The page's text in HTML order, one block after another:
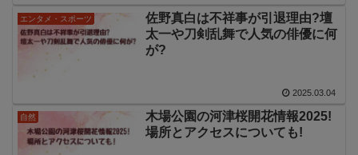
エンタメ・スポーツ
佐野真白は不祥事が引退理由?壇
太一や刀剣乱舞で人気の俳優に何
が?
2025.03.04
自然
木場公園の河津桜開花情報2025!
場所とアクセスについても!